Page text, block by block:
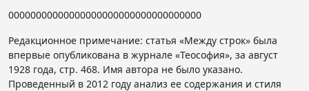
00000000000000000000000000000000000
Редакционное примечание: статья «Между строк» была
впервые опубликована в журнале «Теософия», за август
1928 года, стр. 468. Имя автора не было указано.
Проведенный в 2012 году анализ ее содержания и стиля